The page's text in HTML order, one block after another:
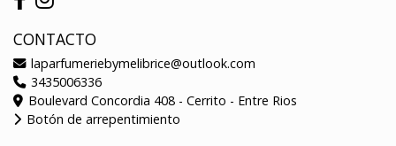
CONTACTO
laparfumeriebymelibrice@outlook.com
3435006336
Boulevard Concordia 408 - Cerrito - Entre Rios
Botón de arrepentimiento